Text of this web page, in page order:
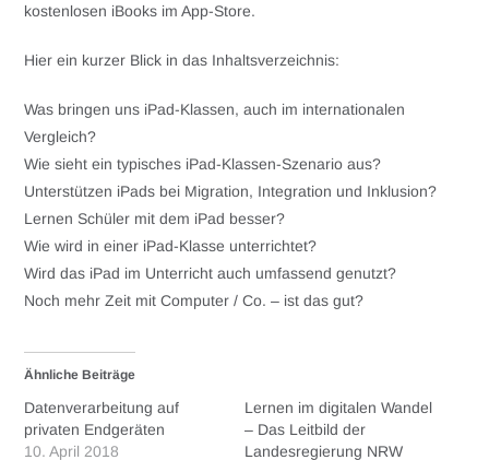
kostenlosen iBooks im App-Store.
Hier ein kurzer Blick in das Inhaltsverzeichnis:
Was bringen uns iPad-Klassen, auch im internationalen
Vergleich?
Wie sieht ein typisches iPad-Klassen-Szenario aus?
Unterstützen iPads bei Migration, Integration und Inklusion?
Lernen Schüler mit dem iPad besser?
Wie wird in einer iPad-Klasse unterrichtet?
Wird das iPad im Unterricht auch umfassend genutzt?
Noch mehr Zeit mit Computer / Co. – ist das gut?
Ähnliche Beiträge
Datenverarbeitung auf
privaten Endgeräten
10. April 2018
Lernen im digitalen Wandel
– Das Leitbild der
Landesregierung NRW